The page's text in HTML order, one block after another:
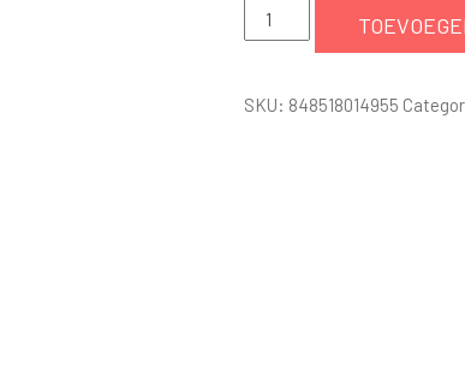
Levensechte
opblaaspop
aantal
SKU: 848518014955